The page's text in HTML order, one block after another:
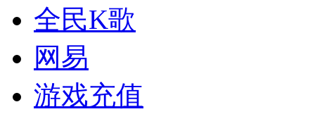
全民K歌
网易
游戏充值